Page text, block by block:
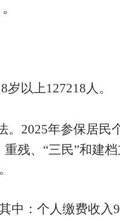
岁以上127218人。
2025年参保居民
重残、 “三民”和建
。
中：个人缴费收入